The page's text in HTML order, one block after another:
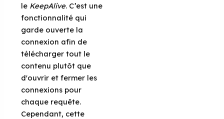
le KeepAlive. C’est une
fonctionnalité qui
garde ouverte la
connexion afin de
télécharger tout le
contenu plutôt que
d'ouvrir et fermer les
connexions pour
chaque requête.
Cependant, cette